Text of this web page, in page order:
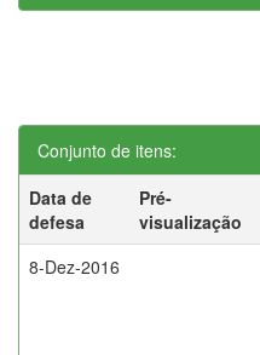
Conjunto de itens:
Data de
defesa
Pré-
visualização
8-Dez-2016